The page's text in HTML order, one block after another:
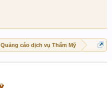
Quảng cáo dịch vụ Thẩm Mỹ